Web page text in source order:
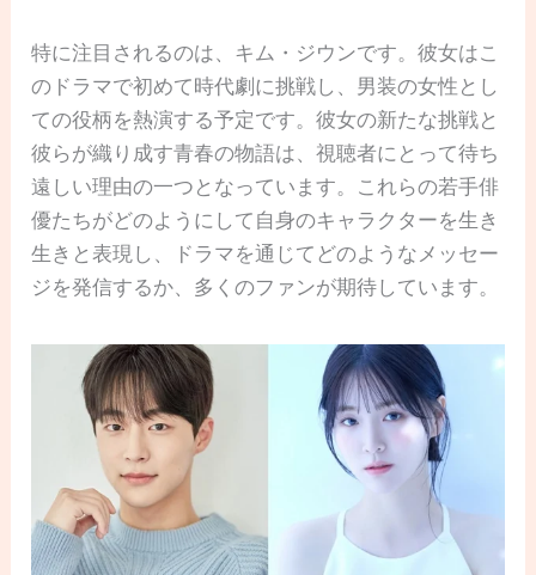
特に注目されるのは、キム・ジウンです。彼女はこ
のドラマで初めて時代劇に挑戦し、男装の女性とし
ての役柄を熱演する予定です。彼女の新たな挑戦と
彼らが織り成す青春の物語は、視聴者にとって待ち
遠しい理由の一つとなっています。これらの若手俳
優たちがどのようにして自身のキャラクターを生き
生きと表現し、ドラマを通じてどのようなメッセー
ジを発信するか、多くのファンが期待しています。